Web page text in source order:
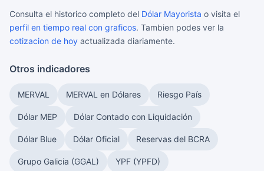
Consulta el historico completo del Dólar Mayorista o visita el
perfil en tiempo real con graficos. Tambien podes ver la
cotizacion de hoy actualizada diariamente.
Otros indicadores
MERVAL MERVAL en Dólares Riesgo País
Dólar MEP Dólar Contado con Liquidación
Dólar Blue Dólar Oficial Reservas del BCRA
Grupo Galicia (GGAL) YPF (YPFD)